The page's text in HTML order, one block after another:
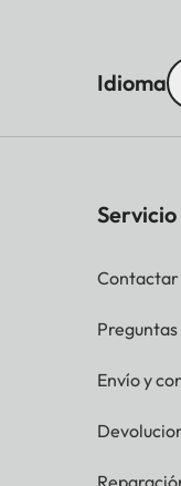
Idioma
Contactar
Envío y